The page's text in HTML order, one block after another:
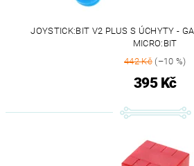
JOYSTICK:BIT V2 PLUS S ÚCHYTY -
MICRO:BIT
442 Kč(–10 %)
395 Kč